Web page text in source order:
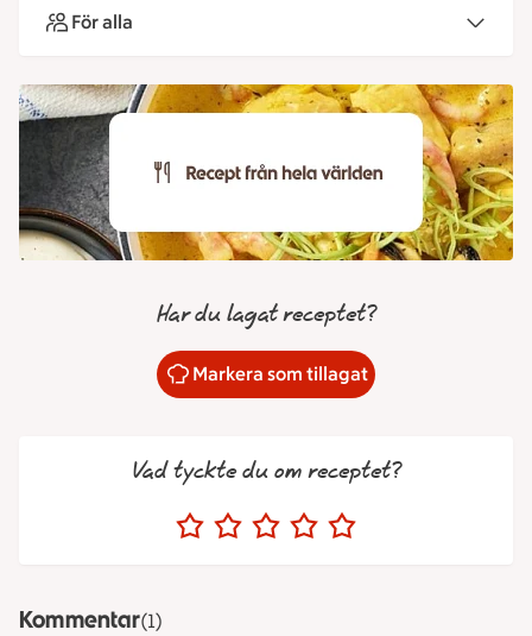
För alla
Har du lagat receptet?
Markera som tillagat
Vad tyckte du om receptet?
Kommentar(1)